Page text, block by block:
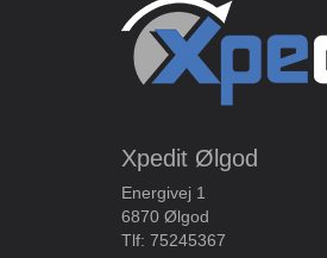
Xpedit Ølgod
Energivej 1
6870 Ølgod
Tlf: 75245367